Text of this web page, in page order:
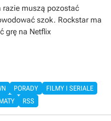
razie muszą pozostać
szok. Rockstar ma
grę na Netflix
PORADY
FILMY I SERIALE
RSS